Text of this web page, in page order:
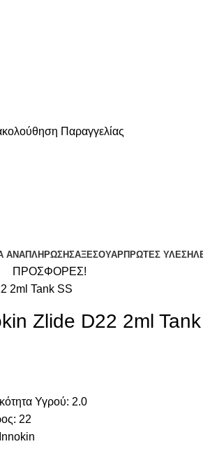
Παραγγελίας
ΑΝΑΠΛΉΡΩΣΗΣΑΞΕΣΟΥΆΡΠΡΏΤΕΣ ΎΛΕΣ
ΠΡΟΣΦΟΡΕΣ!
2ml Tank SS
Zlide D22 2ml
Υγρού: 2.0
22
Innokin